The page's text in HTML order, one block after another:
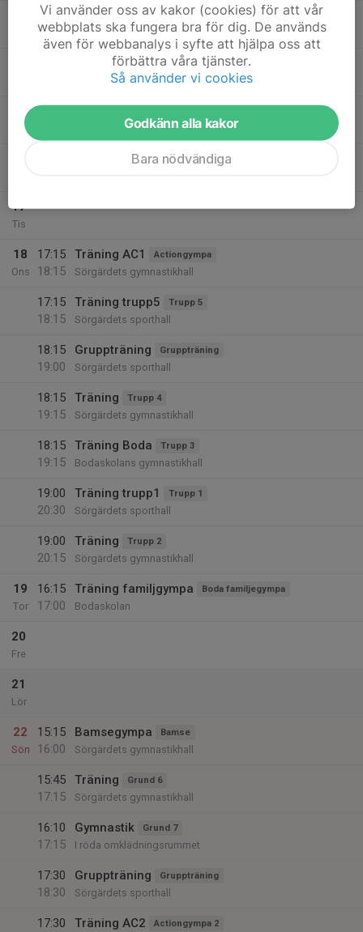
17:30
18:45
Träning Trupp 4
Sörgärdets gymnastikhall
Träning Sörgärdet Trupp 3
Sörgärdets gymnastikhall
18:30
Sörgärdets gymnastikhall
Träning trupp1 Trupp 1
17
Tis
18
Ons
17:15
18:15
Träning AC1 Actiongympa
Sörgärdets gymnastikhall
17:15
18:15
Träning trupp5 Trupp 5
Sörgärdets sporthall
18:15
19:00
Gruppträning Gruppträning
Sörgärdets sporthall
18:15
19:15
Träning Trupp 4
Sörgärdets gymnastikhall
18:15
19:15
Träning Boda Trupp 3
Bodaskolans gymnastikhall
19:00
20:30
Träning trupp1 Trupp 1
Sörgärdets sporthall
19:00
20:15
Träning Trupp 2
Sörgärdets gymnastikhall
19
Tor
16:15
17:00
Träning familjgympa Boda familjegympa
Bodaskolan
20
Fre
21
Lör
22
Sön
15:15
16:00
Bamsegympa Bamse
Sörgärdets gymnastikhall
15:45
17:15
Träning Grund 6
Sörgärdets gymnastikhall
16:10
17:15
Gymnastik Grund 7
I röda omklädningsrummet
17:30
18:30
Gruppträning Gruppträning
Sörgärdets sporthall
17:30
Träning AC2 Actiongympa 2
Vi använder oss av kakor (cookies) för att vår
webbplats ska fungera bra för dig. De används
även för webbanalys i syfte att hjälpa oss att
förbättra våra tjänster.
Så använder vi cookies
Godkänn alla kakor
Bara nödvändiga